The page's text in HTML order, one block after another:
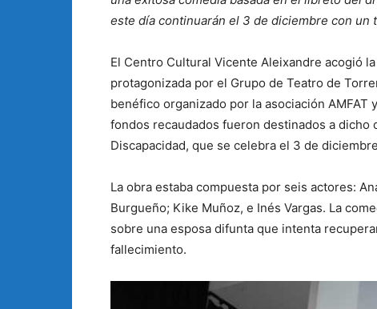
este día continuarán el 3 de diciembre con un
El Centro Cultural Vicente Aleixandre acogió
protagonizada por el Grupo de Teatro de
benéfico organizado por la asociación
fondos recaudados fueron destinados a
Discapacidad, que se celebra el 3 de
La obra estaba compuesta por seis actores:
Burgueño; Kike Muñoz, e Inés Vargas. La
sobre una esposa difunta que intenta
fallecimiento.